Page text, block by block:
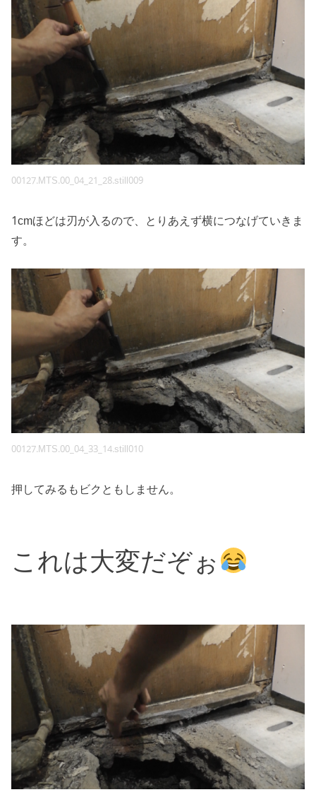
00127.MTS.00_04_21_28.still009
1cmほどは刃が入るので、とりあえず横につなげていきま
す。
00127.MTS.00_04_33_14.still010
押してみるもビクともしません。
これは大変だぞぉ